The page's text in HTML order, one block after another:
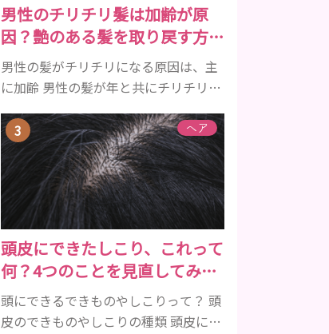
メルを守り強くしたり、虫歯と防ぐ働
きを持つ成分 •香味料 ･･･歯磨き粉の風
味や爽...
男性のチリチリ髪は加齢が原
因？艶のある髪を取り戻す方法
をご紹介
男性の髪がチリチリになる原因は、主
に加齢 男性の髪が年と共にチリチリに
い頃はしっかりとボリュームがあり、
髪にツヤがあった男性も、いつのまに
か髪がチリチリでペタンとするように
なったと感じる人もいるでしょう。特
に大人の男性としての魅力が出てくる
40代以降の男性に悩んでいる人が多い
傾向があります。 髪が生え変わるサイ
クルは、年齢と共に乱れていきます。
髪が太くならないま...
ヘア
頭皮にできたしこり、これって
何？4つのことを見直してみよ
う！
頭にできるできものやしこりって？ 頭
皮のできものやしこりの種類 頭皮にで